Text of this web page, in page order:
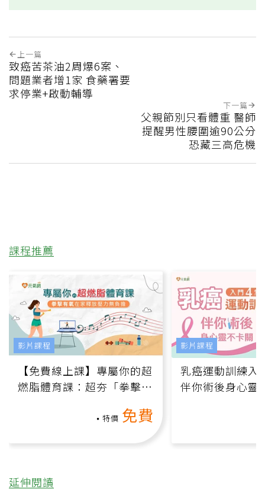
上一篇
致癌苦茶油2周爆6案、
問題業者增1家 食藥署要
求停業+啟動輔導
下一篇
父親節別只看體重 醫師
提醒男性腰圍逾90公分
恐藏三高危機
課程推薦
【免費線上課】專屬你的超
燃脂體育課：超夯「拳擊有
特價 免費
影片課程
乳癌運動訓練入
伴你術後身心靈
影片課程
延伸閱讀